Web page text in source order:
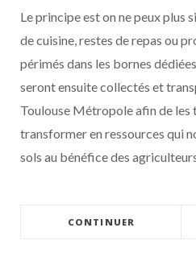
Le principe est on ne peux plus
de cuisine, restes de repas ou
périmés dans les bornes
seront ensuite collectés et
Toulouse Métropole afin de les
transformer en ressources qui
sols au bénéfice des
CONTINUER